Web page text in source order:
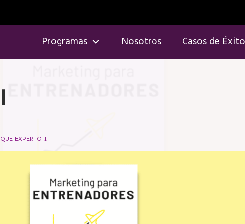
Programas Nosotros Casos de Éxito
EXPERTO I